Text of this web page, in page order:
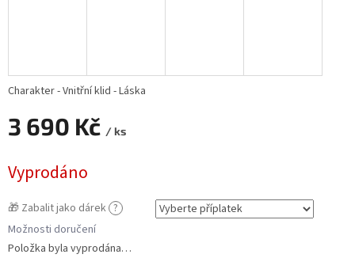
3 690 Kč / ks
cena:
Vyprodáno
🎁 Zabalit jako dárek ?
Možnosti doručení
Položka byla vyprodána…
Charakter - Vnitřní klid - Láska